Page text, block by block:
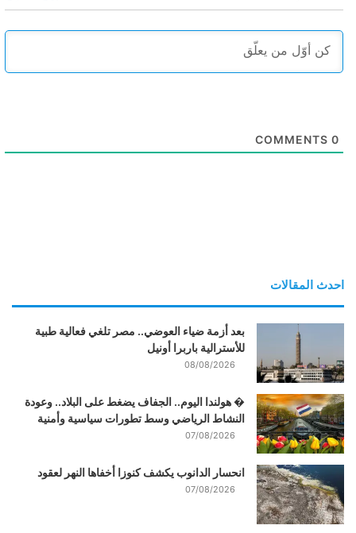
0
احدث المقالات
بعد أزمة ضياء العوضي.. مصر تلغي فعالية طبية
للأسترالية باربرا أونيل
08/08/2026
� هولندا اليوم.. الجفاف يضغط على البلاد.. وعودة
النشاط الرياضي وسط تطورات سياسية وأمنية
07/08/2026
انحسار الدانوب يكشف كنوزا أخفاها النهر لعقود
07/08/2026